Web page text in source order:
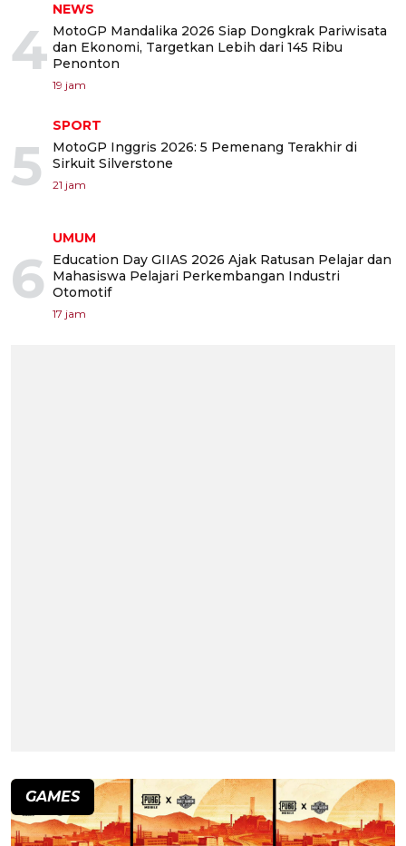
4
NEWS
MotoGP Mandalika 2026 Siap Dongkrak Pariwisata
dan Ekonomi, Targetkan Lebih dari 145 Ribu
Penonton
19 jam
5
SPORT
MotoGP Inggris 2026: 5 Pemenang Terakhir di
Sirkuit Silverstone
21 jam
6
UMUM
Education Day GIIAS 2026 Ajak Ratusan Pelajar dan
Mahasiswa Pelajari Perkembangan Industri
Otomotif
17 jam
GAMES